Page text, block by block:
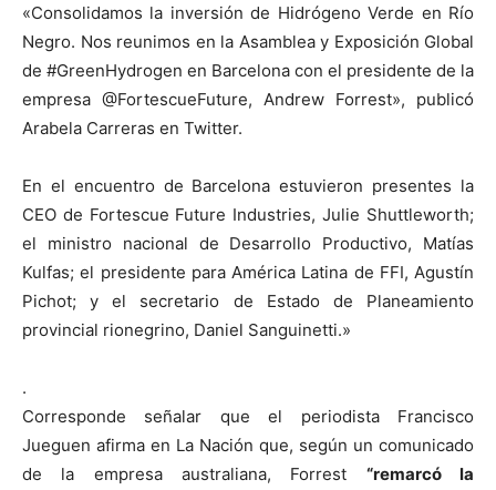
«Consolidamos la inversión de Hidrógeno Verde en Río
Negro. Nos reunimos en la Asamblea y Exposición Global
de #GreenHydrogen en Barcelona con el presidente de la
empresa @FortescueFuture, Andrew Forrest», publicó
Arabela Carreras en Twitter.
En el encuentro de Barcelona estuvieron presentes la
CEO de Fortescue Future Industries, Julie Shuttleworth;
el ministro nacional de Desarrollo Productivo, Matías
Kulfas; el presidente para América Latina de FFI, Agustín
Pichot; y el secretario de Estado de Planeamiento
provincial rionegrino, Daniel Sanguinetti.»
.
Corresponde señalar que el periodista Francisco
Jueguen afirma en La Nación que, según un comunicado
de la empresa australiana, Forrest “remarcó la